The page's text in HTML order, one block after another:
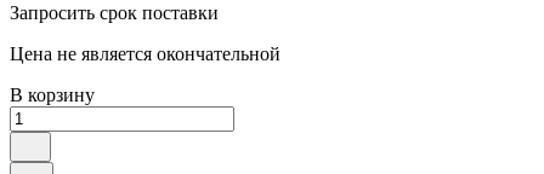
Запросить срок поставки
Цена не является окончательной
В корзину